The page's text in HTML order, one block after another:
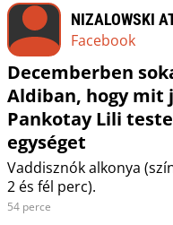
NIZALOWSKI
Facebook
Decemberben
Aldiban, hogy mit
Pankotay Lili
egységet
Vaddisznók alkonya
2 és fél perc).
54 perce